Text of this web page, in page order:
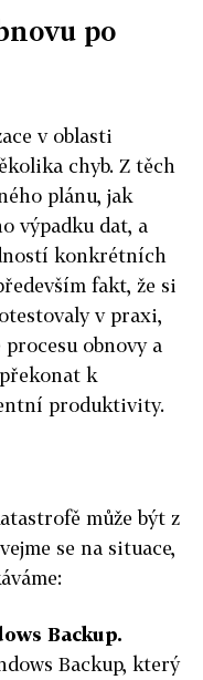
po
v oblasti
chyb. Z těch
plánu, jak
výpadku dat, a
konkrétních
fakt, že si
v praxi,
obnovy a
k
produktivity.
může být z
se na situace,
Backup.
Backup, který